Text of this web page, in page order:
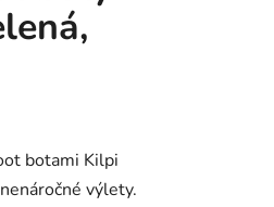
botami Kilpi
výlety.